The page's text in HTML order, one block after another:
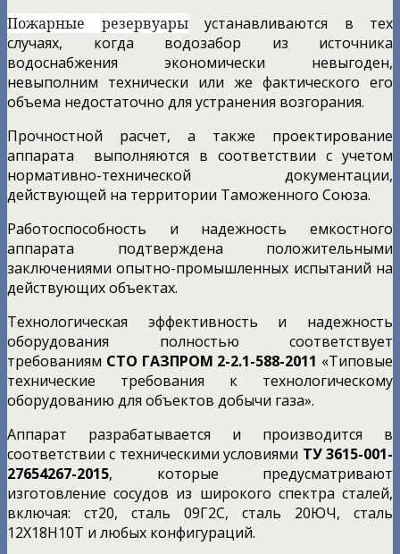
Пожарные резервуарыустанавливаются в тех
случаях, когда водозабор из источника
водоснабжения экономически невыгоден,
невыполним технически или же фактического его
объема недостаточно для устранения возгорания.
Прочностной расчет, а также проектирование
аппарата выполняются в соответствии с учетом
нормативно-технической документации,
действующей на территории Таможенного Союза.
Работоспособность и надежность емкостного
аппарата подтверждена положительными
заключениями опытно-промышленных испытаний на
действующих объектах.
Технологическая эффективность и надежность
оборудования полностью соответствует
требованиям СТО ГАЗПРОМ 2-2.1-588-2011 «Типовые
технические требования к технологическому
оборудованию для объектов добычи газа».
Аппарат разрабатывается и производится в
соответствии с техническими условиями ТУ 3615-001-
27654267-2015, которые предусматривают
изготовление сосудов из широкого спектра сталей,
включая: ст20, сталь 09Г2С, сталь 20ЮЧ, сталь
12Х18Н10Т и любых конфигураций.